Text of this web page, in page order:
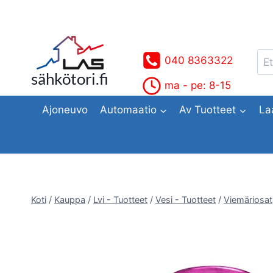
sähkötori.fi
040 8363322
ma - pe: 8-15
Ajoneuvo Automaatio Av Tuotteet
Koti / Kauppa / Lvi - Tuotteet / Vesi - Tuotteet / Viemäriosat